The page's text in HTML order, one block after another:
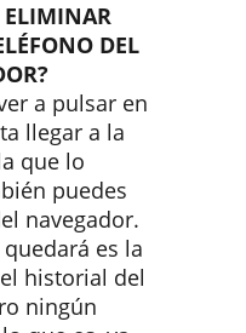
ELIMINAR
DEL
a pulsar en
llegar a la
que lo
puedes
navegador.
es la
historial del
ningún